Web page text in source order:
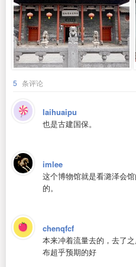
5 条评论
laihuaipu
也是古建国保。
imlee
这个博物馆就是看潞泽会
的。
chenqfcf
本来冲着流量去的，去了
布超乎预期的好